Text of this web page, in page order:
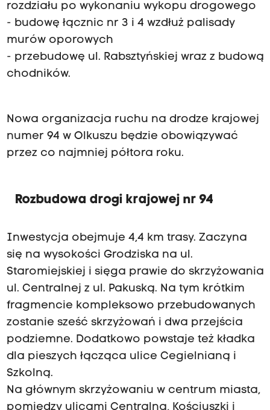
rozdziału po wykonaniu wykopu drogowego
- budowę łącznic nr 3 i 4 wzdłuż palisady
murów oporowych
- przebudowę ul. Rabsztyńskiej wraz z budową
chodników.
Nowa organizacja ruchu na drodze krajowej
numer 94 w Olkuszu będzie obowiązywać
przez co najmniej półtora roku.
Rozbudowa drogi krajowej nr 94
Inwestycja obejmuje 4,4 km trasy. Zaczyna
się na wysokości Grodziska na ul.
Staromiejskiej i sięga prawie do skrzyżowania
ul. Centralnej z ul. Pakuską. Na tym krótkim
fragmencie kompleksowo przebudowanych
zostanie sześć skrzyżowań i dwa przejścia
podziemne. Dodatkowo powstaje też kładka
dla pieszych łącząca ulice Cegielnianą i
Szkolną.
Na głównym skrzyżowaniu w centrum miasta,
pomiędzy ulicami Centralną, Kościuszki i